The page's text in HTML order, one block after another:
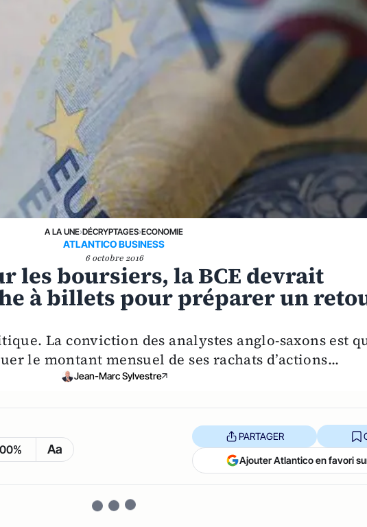
A LA UNE›DÉCRYPTAGES›ECONOMIE
ATLANTICO BUSINESS
6 octobre 2016
les boursiers, la BCE devrait
à billets pour préparer un
La conviction des analystes anglo-saxons est
le montant mensuel de ses rachats d’actions...
Jean-Marc Sylvestre
Aa
PARTAGER
Ajouter Atlantico en favori